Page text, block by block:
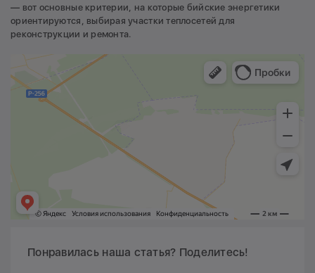
— вот основные критерии, на которые бийские энергетики
ориентируются, выбирая участки теплосетей для
реконструкции и ремонта.
Понравилась наша статья? Поделитесь!